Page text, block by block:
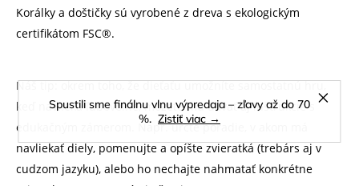
Spustili sme finálnu vlnu výpredaja – zľavy až do 70
%. Zistiť viac →
Korálky a doštičky sú vyrobené z dreva s ekologickým
certifikátom FSC®.
Náš tip: okrem toho, že dieťaťu umožníte samostatnú hru,
keď navlieka ľubovoľne, môžete mu dávať aj inštrukcie s
edukačným zámerom. Napr. určte poradie, v akom má
navliekať diely, pomenujte a opíšte zvieratká (trebárs aj v
cudzom jazyku), alebo ho nechajte nahmatať konkrétne